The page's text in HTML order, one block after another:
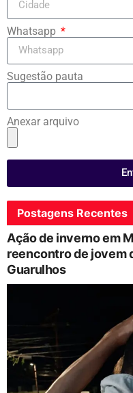
Whatsapp
Sugestão pauta
Anexar arquivo
Postagens Recentes
Ação de inverno em
reencontro de jovem
Guarulhos